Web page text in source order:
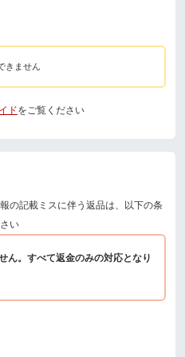
きません
ドをご覧ください
の記載ミスに伴う返品は、以下の条
い
ん。すべて返金のみの対応となり